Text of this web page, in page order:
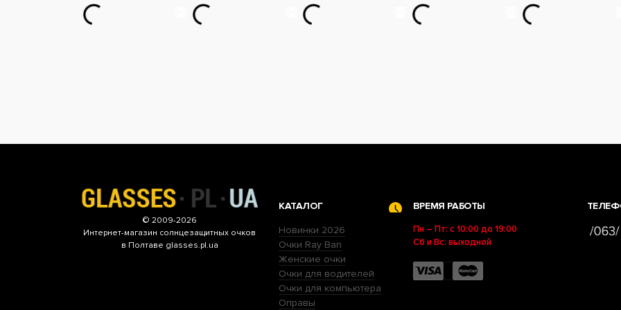
© 2009-2026
Интернет-магазин солнцезащитных очков
в Полтаве glasses.pl.ua
КАТАЛОГ
Новинки 2026
Очки Ray Ban
Женские очки
Очки для водителей
Очки для компьютера
Оправы
ВРЕМЯ РАБОТЫ
Пн – Пт: с 10:00 до 19:00
Сб и Вс: выходной